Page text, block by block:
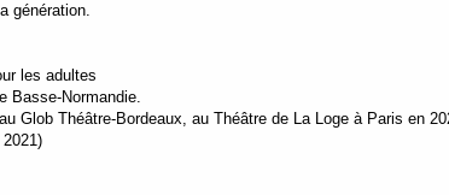
génération.
les adultes
Basse-Normandie.
Glob Théâtre-Bordeaux, au Théâtre de La Loge à Paris en